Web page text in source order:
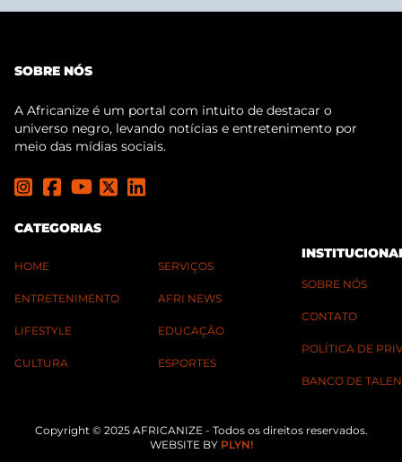
SOBRE NÓS
A Africanize é um portal com intuito de destacar o
universo negro, levando notícias e entretenimento por
meio das mídias sociais.
CATEGORIAS
HOME
ENTRETENIMENTO
LIFESTYLE
CULTURA
SERVIÇOS
AFRI NEWS
EDUCAÇÃO
ESPORTES
SOBRE NÓS
CONTATO
POLÍTICA DE
BANCO DE
Copyright © 2025 AFRICANIZE - Todos os direitos reservados.
WEBSITE BY PLYN!